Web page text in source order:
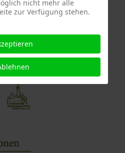
nicht mehr alle
zur Verfügung stehen.